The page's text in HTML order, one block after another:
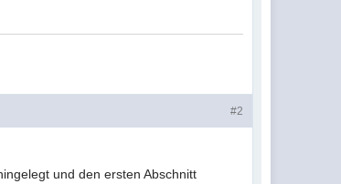
#2
und den ersten Abschnitt